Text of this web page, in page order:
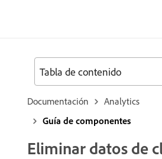
Documentación
Analytics
Guía de componentes
Eliminar datos de
Tabla de contenido